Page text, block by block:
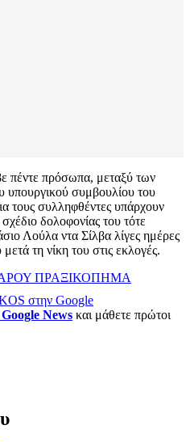
πέντε πρόσωπα, μεταξύ των
υπουργικού συμβουλίου του
τους συλληφθέντες υπάρχουν
δολοφονίας του τότε
Λούλα ντα Σίλβα λίγες ημέρες
τη νίκη του στις εκλογές.
ΠΡΑΞΙΚΟΠΗΜΑ
στην Google
News και μάθετε πρώτοι